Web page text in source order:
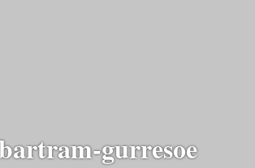
gurresoe